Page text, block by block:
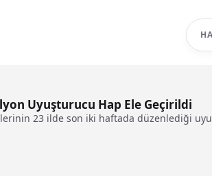
Uyuşturucu Hap Ele Geçirildi
23 ilde son iki haftada düzenlediği